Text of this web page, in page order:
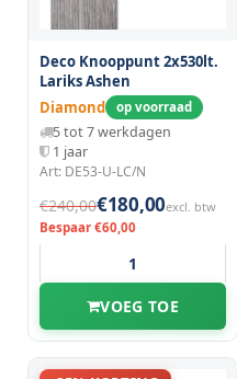
Deco Knooppunt 2x530lt.
Lariks Ashen
Diamond
op voorraad
5 tot 7 werkdagen
1 jaar
Art: DE53-U-LC/N
€240,00€180,00excl. btw
Bespaar €60,00
VOEG TOE